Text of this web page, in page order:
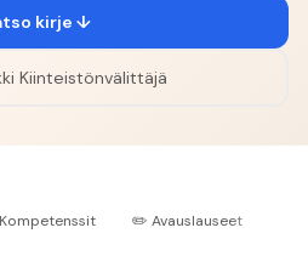
kirje ↓
Kiinteistönvälittäjä
Kompetenssit ✏️ Avauslauseet